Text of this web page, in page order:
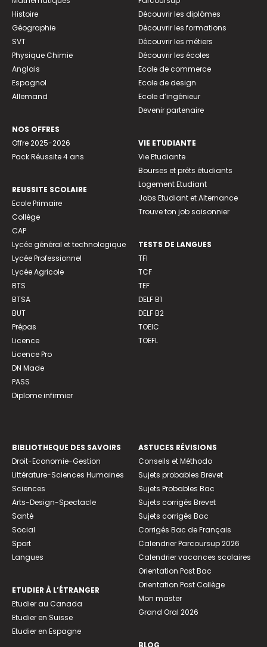
Histoire
Géographie
SVT
Physique Chimie
Anglais
Espagnol
Allemand
NOS OFFRES
Offre 2025-2026
Pack Réussite 4 ans
REUSSITE SCOLAIRE
Ecole Primaire
Collège
CAP
Lycée général et technologique
Lycée Professionnel
Lycée Agricole
BTS
BTSA
BUT
Prépas
Licence
Licence Pro
DN Made
PASS
Diplome infirmier
Découvrir les diplômes
Découvrir les formations
Découvrir les métiers
Découvrir les écoles
Ecole de commerce
Ecole de design
Ecole d’ingénieur
Devenir partenaire
VIE ETUDIANTE
Vie Etudiante
Bourses et prêts étudiants
Logement Etudiant
Jobs Etudiant et Alternance
Trouve ton job saisonnier
TESTS DE LANGUES
TFI
TCF
TEF
DELF B1
DELF B2
TOEIC
TOEFL
BIBLIOTHEQUE DES SAVOIRS
Droit-Economie-Gestion
Littérature-Sciences Humaines
Sciences
Arts-Design-Spectacle
Santé
Social
Sport
Langues
ETUDIER À L’ÉTRANGER
Etudier au Canada
Etudier en Suisse
Etudier en Espagne
ASTUCES RÉVISIONS
Conseils et Méthodo
Sujets probables Brevet
Sujets Probables Bac
Sujets corrigés Brevet
Sujets corrigés Bac
Corrigés Bac de Français
Calendrier Parcoursup 2026
Calendrier vacances scolaires
Orientation Post Bac
Orientation Post Collège
Mon master
Grand Oral 2026
BLOG